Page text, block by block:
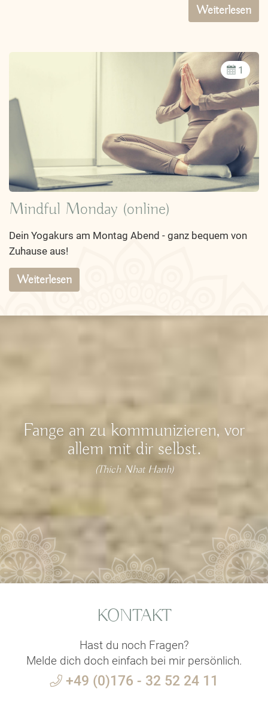
Weiterlesen
1
Mindful Monday (online)
Dein Yogakurs am Montag Abend - ganz bequem von
Zuhause aus!
Weiterlesen
Fange an zu kommunizieren, vor
allem mit dir selbst.
(Thich Nhat Hanh)
KONTAKT
Hast du noch Fragen?
Melde dich doch einfach bei mir persönlich.
+49 (0)176 - 32 52 24 11